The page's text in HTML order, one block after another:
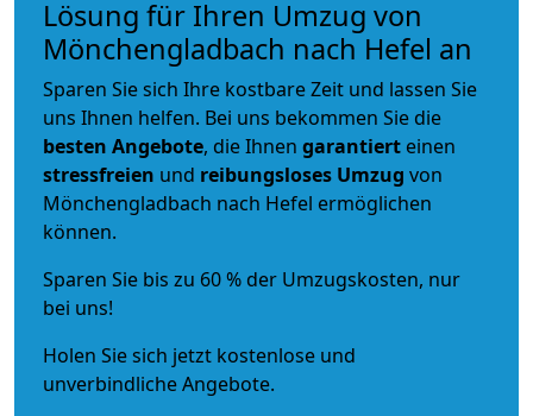
Lösung für Ihren Umzug von
Mönchengladbach nach Hefel an
Sparen Sie sich Ihre kostbare Zeit und lassen Sie
uns Ihnen helfen. Bei uns bekommen Sie die
besten Angebote, die Ihnen garantiert einen
stressfreien und reibungsloses Umzug von
Mönchengladbach nach Hefel ermöglichen
können.
Sparen Sie bis zu 60 % der Umzugskosten, nur
bei uns!
Holen Sie sich jetzt kostenlose und
unverbindliche Angebote.